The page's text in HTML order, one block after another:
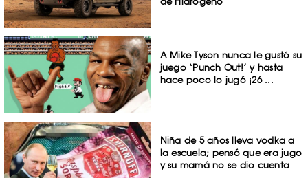
A Mike Tyson nunca le gustó su
juego ‘Punch Out!’ y hasta
hace poco lo jugó ¡26 ...
Niña de 5 años lleva vodka a
la escuela; pensó que era jugo
y su mamá no se dio cuenta